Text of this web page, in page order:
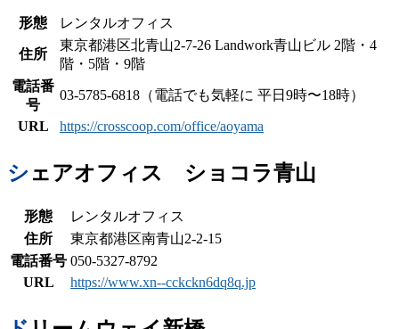
形態 レンタルオフィス
住所
東京都港区北青山2-7-26 Landwork青山ビル 2階・4
階・5階・9階
電話番
号
03-5785-6818（電話でも気軽に 平日9時〜18時）
URL https://crosscoop.com/office/aoyama
シェアオフィス ショコラ青山
形態
レンタルオフィス
住所
東京都港区南青山2-2-15
電話番号 050-5327-8792
URL
https://www.xn--cckckn6dq8q.jp